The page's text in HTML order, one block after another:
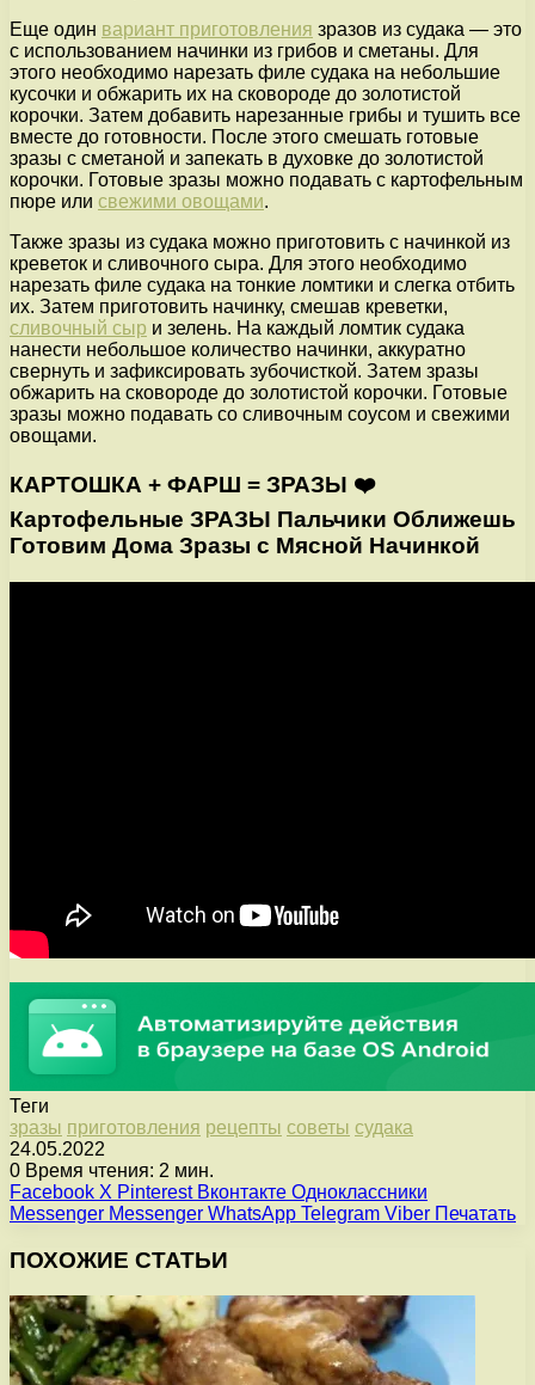
Еще один вариант приготовления зразов из судака — это
с использованием начинки из грибов и сметаны. Для
этого необходимо нарезать филе судака на небольшие
кусочки и обжарить их на сковороде до золотистой
корочки. Затем добавить нарезанные грибы и тушить все
вместе до готовности. После этого смешать готовые
зразы с сметаной и запекать в духовке до золотистой
корочки. Готовые зразы можно подавать с картофельным
пюре или свежими овощами.
Также зразы из судака можно приготовить с начинкой из
креветок и сливочного сыра. Для этого необходимо
нарезать филе судака на тонкие ломтики и слегка отбить
их. Затем приготовить начинку, смешав креветки,
сливочный сыр и зелень. На каждый ломтик судака
нанести небольшое количество начинки, аккуратно
свернуть и зафиксировать зубочисткой. Затем зразы
обжарить на сковороде до золотистой корочки. Готовые
зразы можно подавать со сливочным соусом и свежими
овощами.
КАРТОШКА + ФАРШ = ЗРАЗЫ ❤️
Картофельные ЗРАЗЫ Пальчики Оближешь
Готовим Дома Зразы с Мясной Начинкой
Теги
зразы приготовления рецепты советы судака
24.05.2022
0 Время чтения: 2 мин.
Facebook X Pinterest Вконтакте Одноклассники
Messenger Messenger WhatsApp Telegram Viber Печатать
ПОХОЖИЕ СТАТЬИ